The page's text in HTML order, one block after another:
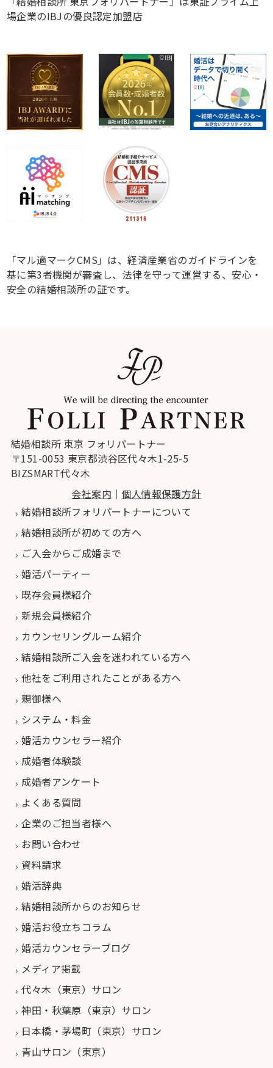
場企業のIBJの優良認定加盟店
「マル適マークCMS」は、経済産業省のガイドラインを
基に第3者機関が審査し、法律を守って運営する、安心・
安全の結婚相談所の証です。
結婚相談所 東京 フォリパートナー
〒151-0053 東京都渋谷区代々木1-25-5
BIZSMART代々木
会社案内 ｜ 個人情報保護方針
結婚相談所フォリパートナーについて
結婚相談所が初めての方へ
ご入会からご成婚まで
婚活パーティー
既存会員様紹介
新規会員様紹介
カウンセリングルーム紹介
結婚相談所ご入会を迷われている方へ
他社をご利用されたことがある方へ
親御様へ
システム・料金
婚活カウンセラー紹介
成婚者体験談
成婚者アンケート
よくある質問
企業のご担当者様へ
お問い合わせ
資料請求
婚活辞典
結婚相談所からのお知らせ
婚活お役立ちコラム
婚活カウンセラーブログ
メディア掲載
代々木（東京）サロン
神田・秋葉原（東京）サロン
日本橋・茅場町（東京）サロン
青山サロン（東京）